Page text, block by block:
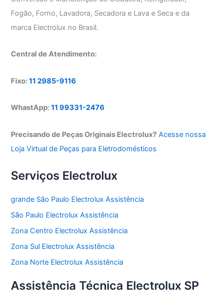
Fogão, Forno, Lavadora, Secadora e Lava e Seca e da
marca Electrolux no Brasil.
Central de Atendimento:
Fixo:11 2985-9116
WhastApp:11 99331-2476
Precisando de Peças Originais Electrolux? Acesse nossa
Loja Virtual de Peças para Eletrodomésticos
Serviços Electrolux
grande São Paulo Electrolux Assistência
São Paulo Electrolux Assistência
Zona Centro Electrolux Assistência
Zona Sul Electrolux Assistência
Zona Norte Electrolux Assistência
Assistência Técnica Electrolux SP